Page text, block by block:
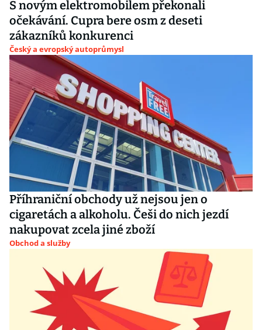
S novým elektromobilem překonali
očekávání. Cupra bere osm z deseti
zákazníků konkurenci
Český a evropský autoprůmysl
Příhraniční obchody už nejsou jen o
cigaretách a alkoholu. Češi do nich jezdí
nakupovat zcela jiné zboží
Obchod a služby